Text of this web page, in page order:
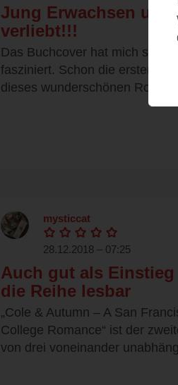
Jung Erwachsen und
verliebt!!!
Das Buchcover hat mich sofort
fasziniert. Schon die ersten
dieses wunderschönen
mysticcat
28.12.2018 – 07:25
Auch gut als Einstieg
die Reihe lesbar
„Cole & Autumn – A San
College Romance“ ist der
von drei voneinander